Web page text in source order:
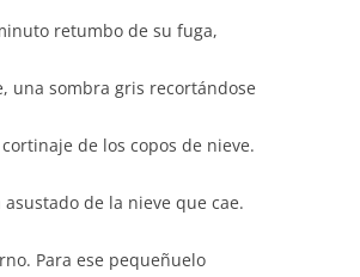
retumbo de su fuga,
una sombra gris recortándose
de los copos de nieve.
asustado de la nieve que cae.
Para ese pequeñuelo